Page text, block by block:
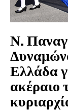
Ν.
Ελλάδα
ακέραιο